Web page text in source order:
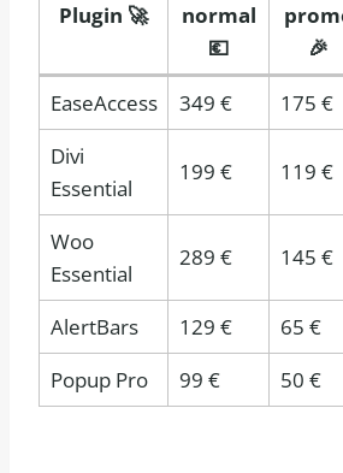
Plugin 🚀
normal
💶
🎉
EaseAccess 349 € 175 €
Divi
Essential
199 € 119 €
Woo
Essential
289 € 145 €
AlertBars 129 € 65 €
Popup Pro
99 € 50 €